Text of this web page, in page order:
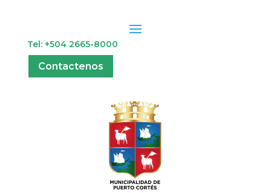
Tel: +504 2665-8000
Contactenos